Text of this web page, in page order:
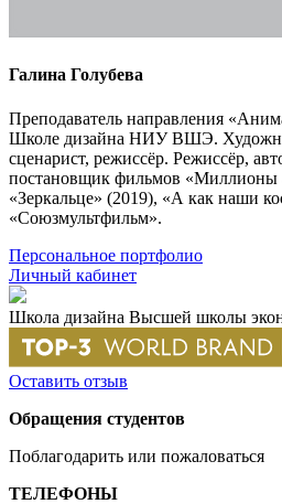
Галина Голубева
Преподаватель направления
Школе дизайна НИУ ВШЭ.
сценарист, режиссёр. Режиссёр,
постановщик фильмов «Миллионы
«Зеркальце» (2019), «А как наши
«Союзмультфильм».
Персональное портфолио
Личный кабинет
Школа дизайна Высшей школы
Оставить отзыв
Обращения студентов
Поблагодарить или пожаловаться
ТЕЛЕФОНЫ